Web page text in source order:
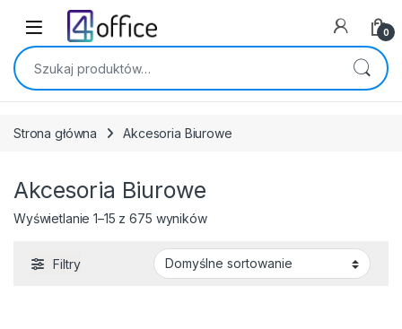
Skip to navigation
Skip to content
0
Szukaj:
Strona główna Akcesoria Biurowe
Akcesoria Biurowe
Wyświetlanie 1–15 z 675 wyników
Filtry